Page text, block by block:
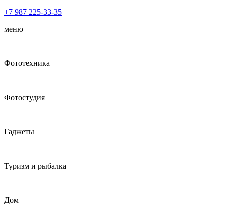
+7 987 225-33-35
меню
Фототехника
Фотостудия
Гаджеты
Туризм и рыбалка
Дом